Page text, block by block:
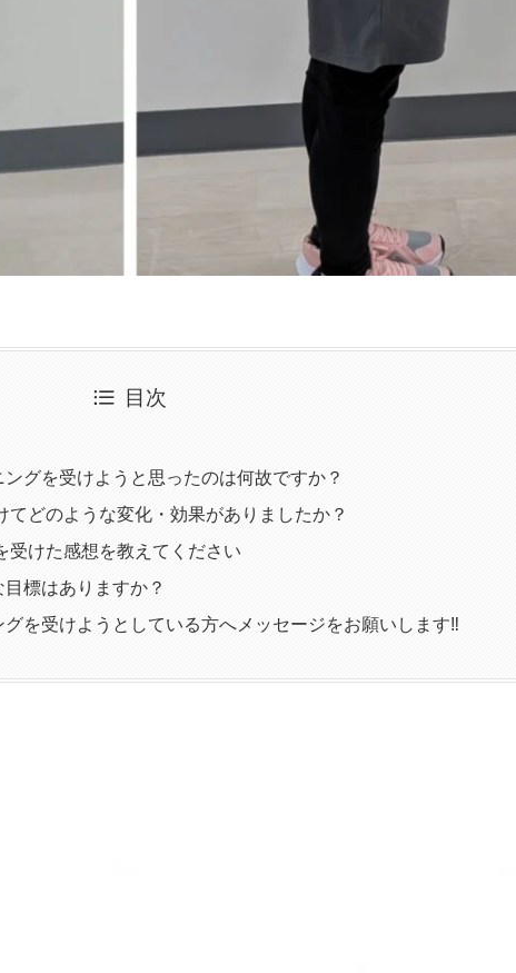
目次
グを受けようと思ったのは何故ですか？
どのような変化・効果がありましたか？
受けた感想を教えてください
標はありますか？
を受けようとしている方へメッセージをお願いします‼